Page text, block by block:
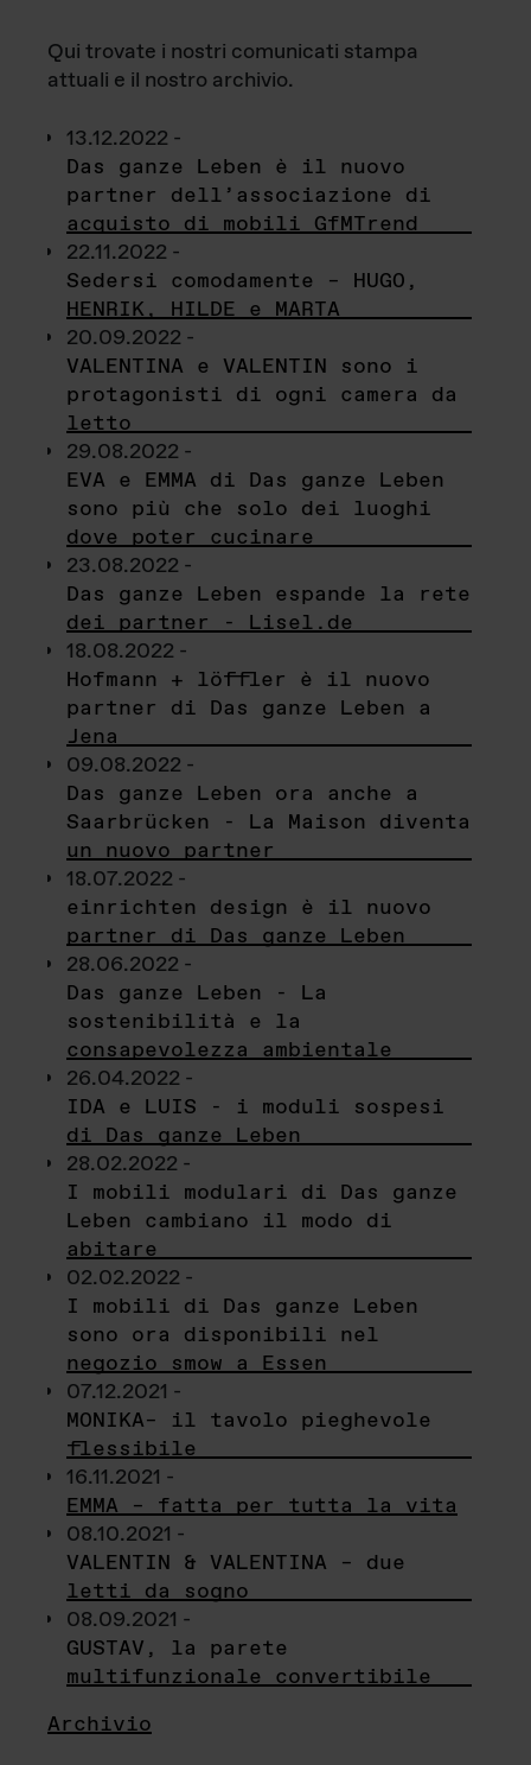
Qui trovate i nostri comunicati stampa
attuali e il nostro archivio.
13.12.2022 -
Das ganze Leben è il nuovo
partner dell’associazione di
acquisto di mobili GfMTrend
22.11.2022 -
Sedersi comodamente – HUGO,
HENRIK, HILDE e MARTA
20.09.2022 -
VALENTINA e VALENTIN sono i
protagonisti di ogni camera da
letto
29.08.2022 -
EVA e EMMA di Das ganze Leben
sono più che solo dei luoghi
dove poter cucinare
23.08.2022 -
Das ganze Leben espande la rete
dei partner - Lisel.de
18.08.2022 -
Hofmann + löffler è il nuovo
partner di Das ganze Leben a
Jena
09.08.2022 -
Das ganze Leben ora anche a
Saarbrücken - La Maison diventa
un nuovo partner
18.07.2022 -
einrichten design è il nuovo
partner di Das ganze Leben
28.06.2022 -
Das ganze Leben - La
sostenibilità e la
consapevolezza ambientale
26.04.2022 -
IDA e LUIS - i moduli sospesi
di Das ganze Leben
28.02.2022 -
I mobili modulari di Das ganze
Leben cambiano il modo di
abitare
02.02.2022 -
I mobili di Das ganze Leben
sono ora disponibili nel
negozio smow a Essen
07.12.2021 -
MONIKA– il tavolo pieghevole
flessibile
16.11.2021 -
EMMA – fatta per tutta la vita
08.10.2021 -
VALENTIN & VALENTINA – due
letti da sogno
08.09.2021 -
GUSTAV, la parete
multifunzionale convertibile
Archivio